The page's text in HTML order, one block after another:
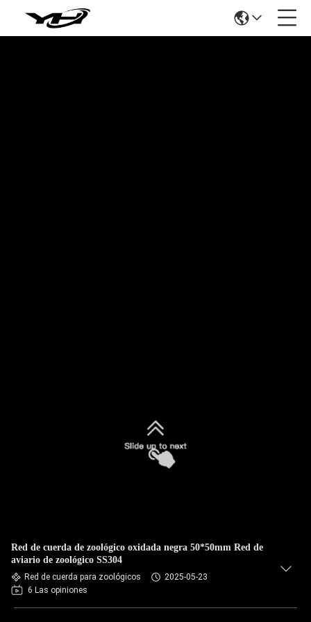
Red de cuerda de zoológico oxidada negra 50*50mm Red de
aviario de zoológico SS304
Red de cuerda para zoológicos
2025-05-23
6 Las opiniones